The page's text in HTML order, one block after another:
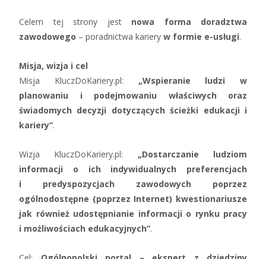
Celem tej strony jest nowa forma doradztwa
zawodowego – poradnictwa kariery w formie e-usługi.
Misja, wizja i cel
Misja KluczDoKariery.pl: „Wspieranie ludzi w
planowaniu i podejmowaniu właściwych oraz
świadomych decyzji dotyczących ścieżki edukacji i
kariery”.
Wizja KluczDoKariery.pl: „Dostarczanie ludziom
informacji o ich indywidualnych preferencjach
i predyspozycjach zawodowych poprzez
ogólnodostępne (poprzez Internet) kwestionariusze
jak również udostępnianie informacji o rynku pracy
i możliwościach edukacyjnych”.